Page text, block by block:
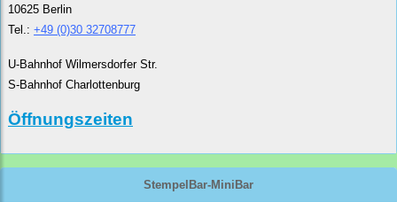
10625 Berlin
Tel.: +49 (0)30 32708777
U-Bahnhof Wilmersdorfer Str.
S-Bahnhof Charlottenburg
Öffnungszeiten
StempelBar-MiniBar